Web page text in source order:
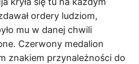
ordery ludziom,
mu w danej chwili
Czerwony medalion
znakiem przynależności do